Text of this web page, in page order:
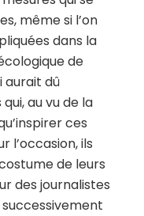
même si l’on
dans la
de
aurait dû
au vu de la
ces
l’occasion, ils
de leurs
des journalistes